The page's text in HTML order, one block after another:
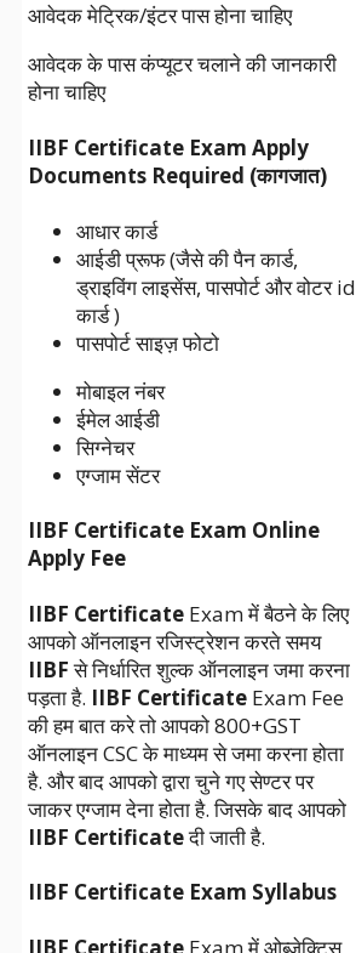
आवेदक मेट्रिक/इंटर पास होना चाहिए
आवेदक के पास कंप्यूटर चलाने की जानकारी
होना चाहिए
IIBF Certificate Exam Apply
Documents Required (कागजात)
आधार कार्ड
आईडी प्रूफ (जैसे की पैन कार्ड,
ड्राइविंग लाइसेंस, पासपोर्ट और वोटर id
कार्ड )
पासपोर्ट साइज़ फोटो
मोबाइल नंबर
ईमेल आईडी
सिग्नेचर
एग्जाम सेंटर
IIBF Certificate Exam Online
Apply Fee
IIBF Certificate Exam में बैठने के लिए
आपको ऑनलाइन रजिस्ट्रेशन करते समय
IIBFसे निर्धारित शुल्क ऑनलाइन जमा करना
पड़ता है. IIBF Certificate Exam Fee
की हम बात करे तो आपको 800+GST
ऑनलाइन CSC के माध्यम से जमा करना होता
है. और बाद आपको द्वारा चुने गए सेण्टर पर
जाकर एग्जाम देना होता है. जिसके बाद आपको
IIBF Certificateदी जाती है.
IIBF Certificate Exam Syllabus